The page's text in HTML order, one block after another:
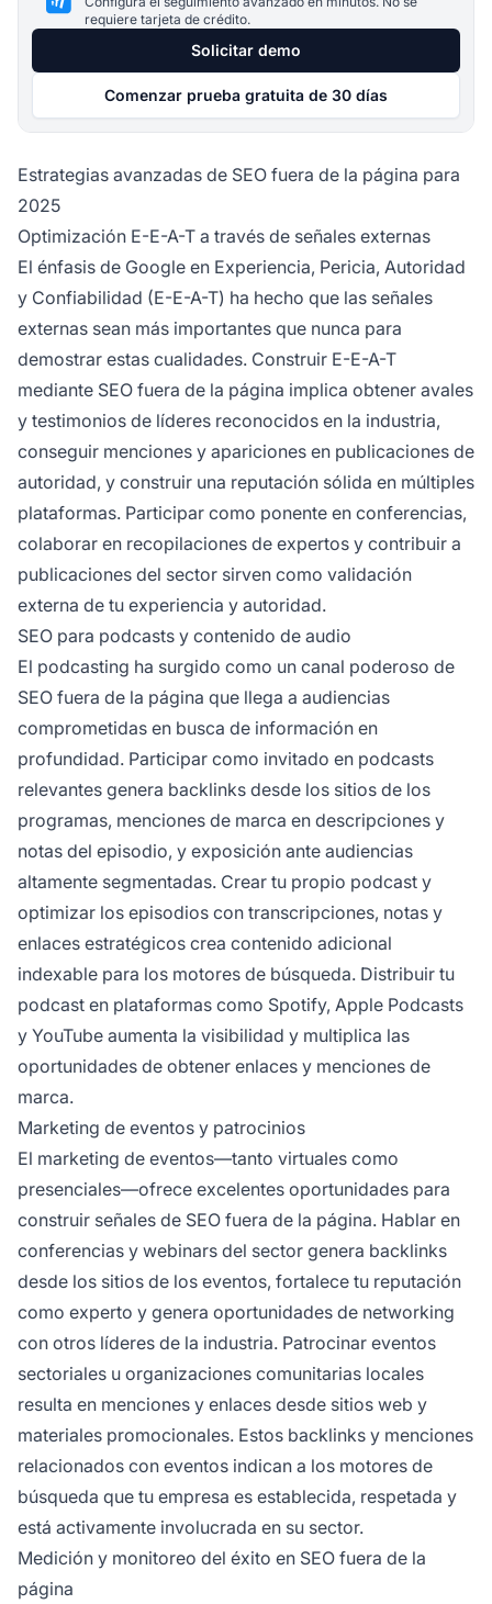
requiere tarjeta de crédito.
Solicitar demo
Comenzar prueba gratuita de 30 días
Estrategias avanzadas de SEO fuera de la página para
2025
Optimización E-E-A-T a través de señales externas
El énfasis de Google en Experiencia, Pericia, Autoridad
y Confiabilidad (E-E-A-T) ha hecho que las señales
externas sean más importantes que nunca para
demostrar estas cualidades. Construir E-E-A-T
mediante SEO fuera de la página implica obtener avales
y testimonios de líderes reconocidos en la industria,
conseguir menciones y apariciones en publicaciones de
autoridad, y construir una reputación sólida en múltiples
plataformas. Participar como ponente en conferencias,
colaborar en recopilaciones de expertos y contribuir a
publicaciones del sector sirven como validación
externa de tu experiencia y autoridad.
SEO para podcasts y contenido de audio
El podcasting ha surgido como un canal poderoso de
SEO fuera de la página que llega a audiencias
comprometidas en busca de información en
profundidad. Participar como invitado en podcasts
relevantes genera backlinks desde los sitios de los
programas, menciones de marca en descripciones y
notas del episodio, y exposición ante audiencias
altamente segmentadas. Crear tu propio podcast y
optimizar los episodios con transcripciones, notas y
enlaces estratégicos crea contenido adicional
indexable para los motores de búsqueda. Distribuir tu
podcast en plataformas como Spotify, Apple Podcasts
y YouTube aumenta la visibilidad y multiplica las
oportunidades de obtener enlaces y menciones de
marca.
Marketing de eventos y patrocinios
El marketing de eventos—tanto virtuales como
presenciales—ofrece excelentes oportunidades para
construir señales de SEO fuera de la página. Hablar en
conferencias y webinars del sector genera backlinks
desde los sitios de los eventos, fortalece tu reputación
como experto y genera oportunidades de networking
con otros líderes de la industria. Patrocinar eventos
sectoriales u organizaciones comunitarias locales
resulta en menciones y enlaces desde sitios web y
materiales promocionales. Estos backlinks y menciones
relacionados con eventos indican a los motores de
búsqueda que tu empresa es establecida, respetada y
está activamente involucrada en su sector.
Medición y monitoreo del éxito en SEO fuera de la
página